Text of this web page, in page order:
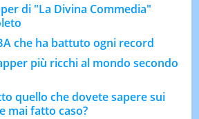
di "La Divina Commedia"
che ha battuto ogni record
più ricchi al mondo secondo
quello che dovete sapere sui
mai fatto caso?